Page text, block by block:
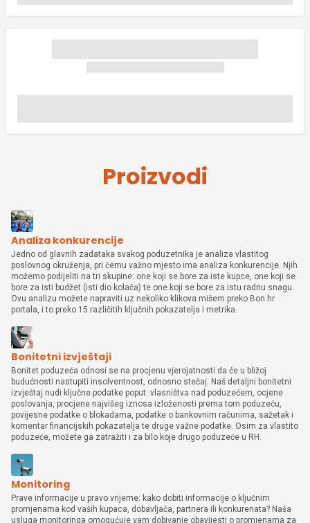
Proizvodi
Analiza konkurencije
Jedno od glavnih zadataka svakog poduzetnika je analiza vlastitog
poslovnog okruženja, pri čemu važno mjesto ima analiza konkurencije. Njih
možemo podijeliti na tri skupine: one koji se bore za iste kupce, one koji se
bore za isti budžet (isti dio kolača) te one koji se bore za istu radnu snagu.
Ovu analizu možete napraviti uz nekoliko klikova mišem preko Bon.hr
portala, i to preko 15 različitih ključnih pokazatelja i metrika.
Bonitetni izvještaji
Bonitet poduzeća odnosi se na procjenu vjerojatnosti da će u bližoj
budućnosti nastupiti insolventnost, odnosno stečaj. Naš detaljni bonitetni
izvještaj nudi ključne podatke poput: vlasništva nad poduzećem, ocjene
poslovanja, procjene najvišeg iznosa izloženosti prema tom poduzeću,
povijesne podatke o blokadama, podatke o bankovnim računima, sažetak i
komentar financijskih pokazatelja te druge važne podatke. Osim za vlastito
poduzeće, možete ga zatražiti i za bilo koje drugo poduzeće u RH.
Monitoring
Prave informacije u pravo vrijeme: kako dobiti informacije o ključnim
promjenama kod vaših kupaca, dobavljača, partnera ili konkurenata? Naša
usluga monitoringa omogućuje vam dobivanje obavijesti o promjenama za